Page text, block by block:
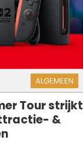
ALGEMEEN
Tour strijkt
&